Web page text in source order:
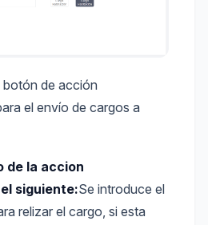
de acción
el envío de cargos a
de la accion
siguiente:Se introduce el
relizar el cargo, si esta